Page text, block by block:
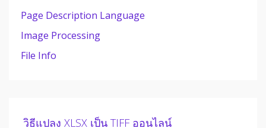
Page Description Language
Image Processing
File Info
วิธีแปลง XLSX เป็น TIFF ออนไลน์